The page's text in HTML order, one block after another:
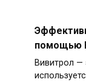
помощью
Вивитрол —